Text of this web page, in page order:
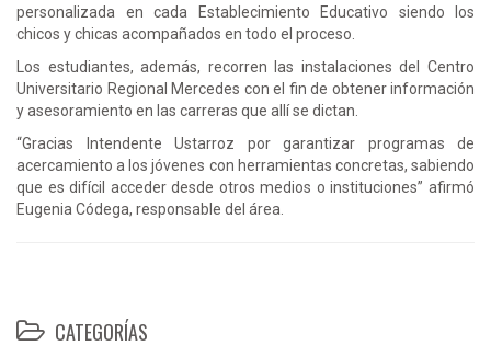
personalizada en cada Establecimiento Educativo siendo los
chicos y chicas acompañados en todo el proceso.
Los estudiantes, además, recorren las instalaciones del Centro
Universitario Regional Mercedes con el fin de obtener información
y asesoramiento en las carreras que allí se dictan.
“Gracias Intendente Ustarroz por garantizar programas de
acercamiento a los jóvenes con herramientas concretas, sabiendo
que es difícil acceder desde otros medios o instituciones” afirmó
Eugenia Códega, responsable del área.
CATEGORÍAS